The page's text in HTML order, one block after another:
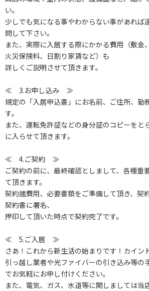
い。
少しでも気になる事やわからない事があれば
問して下さい。
また、実際に入居する際にかかる費用（敷金
火災保険料、日割り家賃など）も
詳しくご説明させて頂きます。
≪ 3.お申し込み ≫
規定の「入居申込書」にお名前、ご住所、勤
す。
また、運転免許証などの身分証のコピーをと
に入らせて頂きます。
≪ 4.ご契約 ≫
ご契約の前に、最終確認としまして、各種重
て頂きます。
契約諸費用、必要書類をご準備して頂き、契
契約書に署名、
押印して頂いた時点で契約完了です。
≪ 5.ご入居 ≫
さあ！これから新生活の始まりです！カイン
引っ越し業者や光ファイバーの引き込み等の
でお気軽にお申し付けください。
また、電気、ガス、水道等に関しましては当